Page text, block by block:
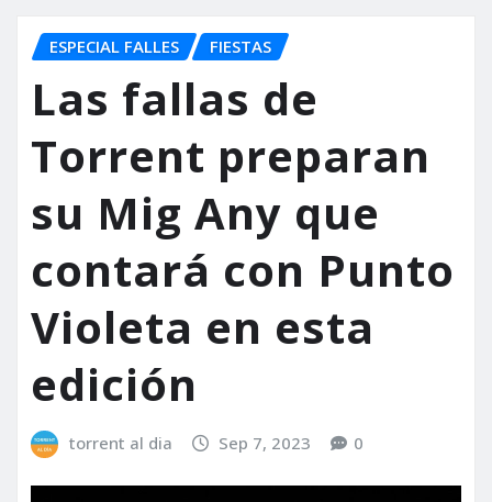
ESPECIAL FALLES FIESTAS
Las fallas de
Torrent preparan
su Mig Any que
contará con Punto
Violeta en esta
edición
torrent al dia Sep 7, 2023 0